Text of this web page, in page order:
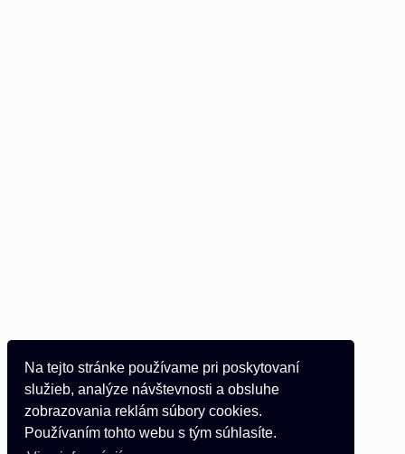
Na tejto stránke používame pri poskytovaní
služieb, analýze návštevnosti a obsluhe
zobrazovania reklám súbory cookies.
Používaním tohto webu s tým súhlasíte.